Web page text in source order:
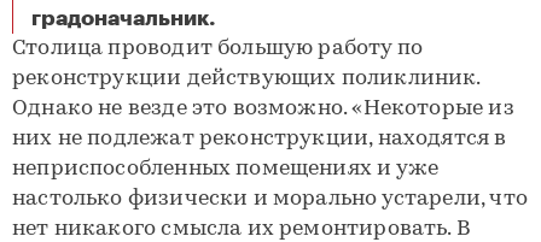
градоначальник.
Умножаем на три
Столица проводит большую работу по
реконструкции действующих поликлиник.
Однако не везде это возможно. «Некоторые из
них не подлежат реконструкции, находятся в
неприспособленных помещениях и уже
настолько физически и морально устарели, что
нет никакого смысла их ремонтировать. В